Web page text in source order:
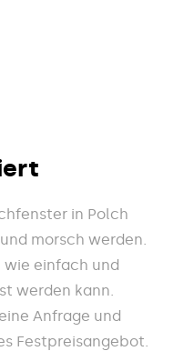
in Polch
morsch werden.
wie einfach und
werden kann.
Anfrage und
Festpreisangebot.